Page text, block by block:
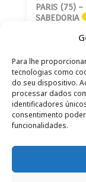
Para lhe
tecnologias como
do seu dispositivo.
processar dados
identificadores
consentimento
funcionalidades.
PARIS (75) –
SABEDORIA
CONTATO–